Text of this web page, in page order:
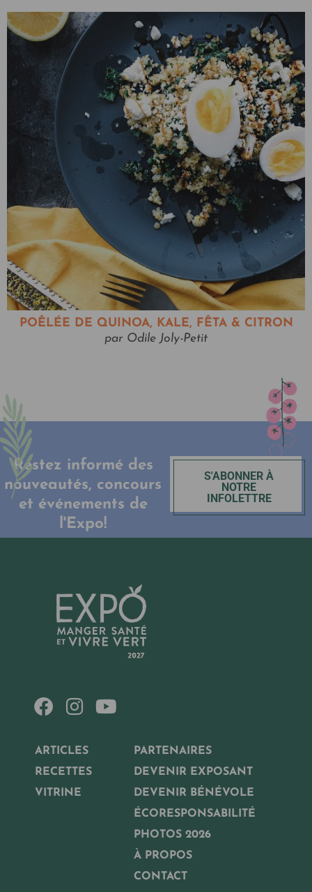
POÊLÉE DE QUINOA, KALE, FÊTA & CITRON
par Odile Joly-Petit
Restez informé des
nouveautés, concours
et événements de
l'Expo!
S'ABONNER À
NOTRE
INFOLETTRE
ARTICLES
RECETTES
VITRINE
PARTENAIRES
DEVENIR EXPOSANT
DEVENIR BÉNÉVOLE
ÉCORESPONSABILITÉ
PHOTOS 2026
À PROPOS
CONTACT